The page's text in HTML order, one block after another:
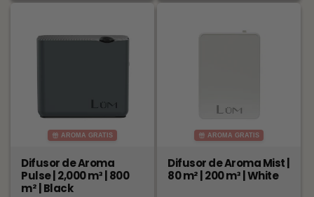
AROMA GRATIS
Difusor de Aroma
Pulse | 2,000 m³ | 800
m² | Black
AROMA GRATIS
Difusor de Aroma Mist |
80 m² | 200 m³ | White